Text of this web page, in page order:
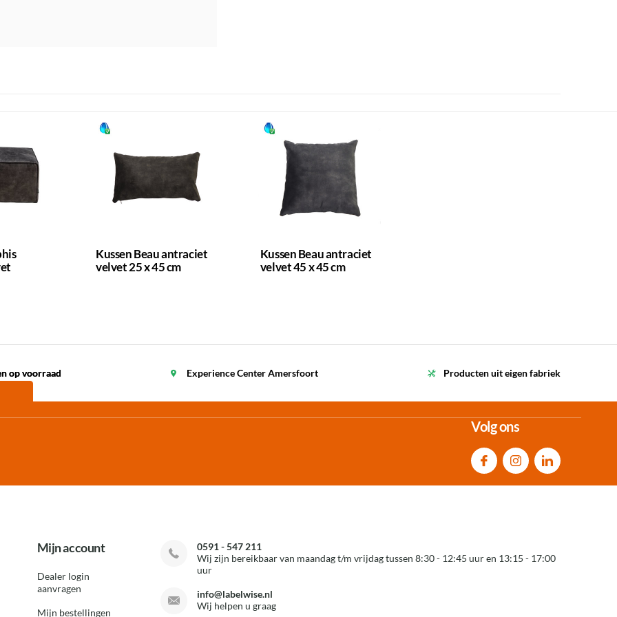
Kussen Beau antraciet
velvet 25 x 45 cm
Kussen Beau antraciet
velvet 45 x 45 cm
op voorraad Experience Center Amersfoort Producten uit eigen fabriek
op voorraad
Volg ons
Mijn account
Dealer login
aanvragen
Mijn bestellingen
0591 - 547 211
Wij zijn bereikbaar van maandag t/m vrijdag tussen 8:30 - 12:45 uur en 13:15 - 17:00
uur
info@labelwise.nl
Wij helpen u graag